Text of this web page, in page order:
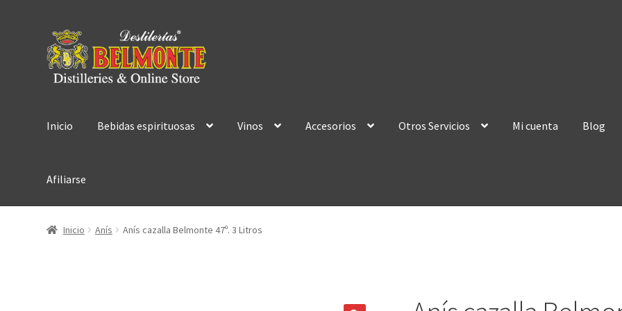
Ir
a
la
Ir
al
contenido
Inicio Bebidas espirituosas Vinos Accesorios Otros Servicios Mi cuenta Blog
Afiliarse
Inicio Anís Anís cazalla Belmonte 47º. 3 Litros